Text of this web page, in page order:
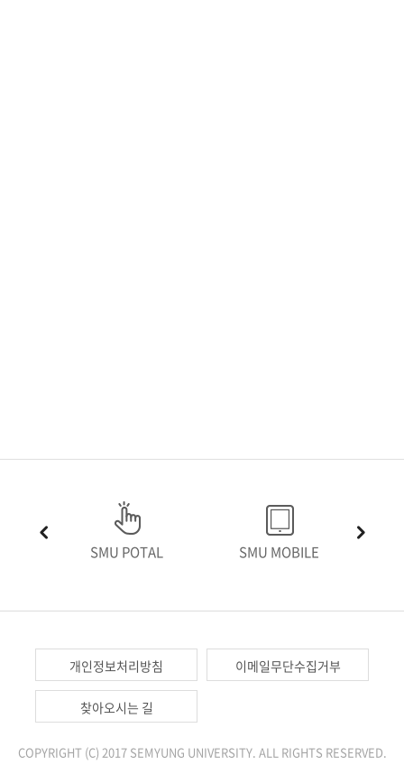
SMU POTAL SMU MOBILE
COPY KILLER
개인정보처리방침 이메일무단수집거부
찾아오시는 길
COPYRIGHT (C) 2017 SEMYUNG UNIVERSITY. ALL RIGHTS RESERVED.